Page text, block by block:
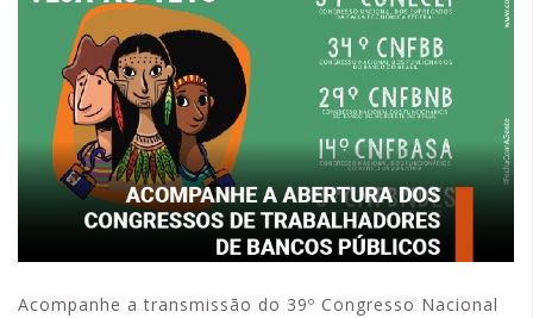
Acompanhe a transmissão do 39º Congresso Nacional